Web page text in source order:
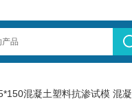
土塑料抗渗试模 混凝土抗渗试模铸铁 混凝土试模